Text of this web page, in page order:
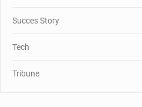
Succes Story
Tech
Tribune